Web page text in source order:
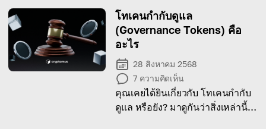
जोखिम और संभावित लाभ शामिल हैं।
โทเคนกำกับดูแล
(Governance Tokens) คือ
อะไร
28 สิงหาคม 2568
7 ความคิดเห็น
คุณเคยได้ยินเกี่ยวกับ โทเคนกำกับ
ดูแล หรือยัง? มาดูกันว่าสิ่งเหล่านี้